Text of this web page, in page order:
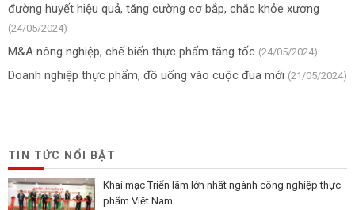
đường huyết hiệu quả, tăng cường cơ bắp, chắc khỏe xương
(24/05/2024)
M&A nông nghiệp, chế biến thực phẩm tăng tốc (24/05/2024)
Doanh nghiệp thực phẩm, đồ uống vào cuộc đua mới (21/05/2024)
TIN TỨC NỔI BẬT
Khai mạc Triển lãm lớn nhất ngành công nghiệp thực
phẩm Việt Nam